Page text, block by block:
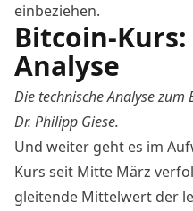
einbeziehen.
Bitcoin-Kurs:
Analyse
Die technische Analyse zum
Dr. Philipp Giese.
Und weiter geht es im
Kurs seit Mitte März
gleitende Mittelwert der